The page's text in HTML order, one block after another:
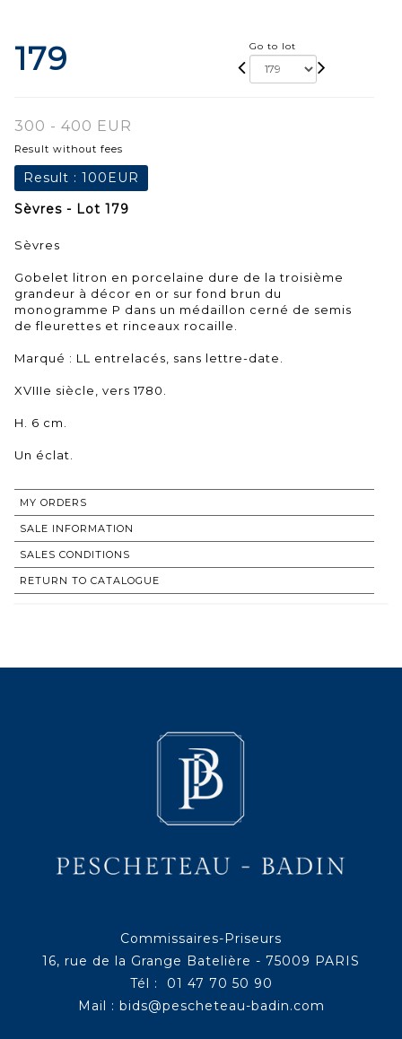
179 Go to lot
300 - 400 EUR
Result without fees
Result : 100EUR
Sèvres - Lot 179
Sèvres
Gobelet litron en porcelaine dure de la troisième
grandeur à décor en or sur fond brun du
monogramme P dans un médaillon cerné de semis
de fleurettes et rinceaux rocaille.
Marqué : LL entrelacés, sans lettre-date.
XVIIIe siècle, vers 1780.
H. 6 cm.
Un éclat.
MY ORDERS
SALE INFORMATION
SALES CONDITIONS
RETURN TO CATALOGUE
Commissaires-Priseurs
16, rue de la Grange Batelière - 75009 PARIS
Tél : 01 47 70 50 90
Mail : bids@pescheteau-badin.com